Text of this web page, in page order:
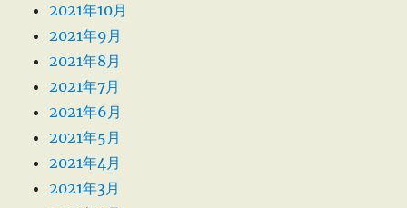
2021年10月
2021年9月
2021年8月
2021年7月
2021年6月
2021年5月
2021年4月
2021年3月